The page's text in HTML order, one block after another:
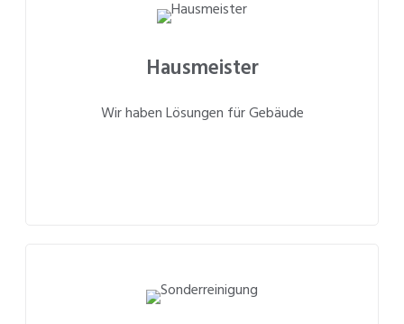
Hausmeister
Wir haben Lösungen für Gebäude